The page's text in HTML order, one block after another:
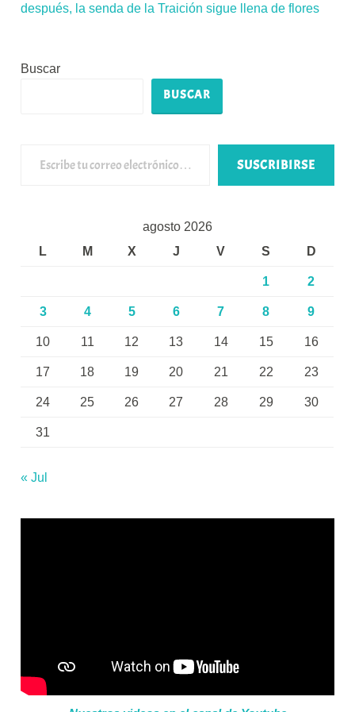
después, la senda de la Traición sigue llena de flores
Buscar
BUSCAR
SUSCRIBIRSE
agosto 2026
L
M X J V S D
1 2
3 4 5 6 7 8 9
10 11 12 13 14 15 16
17 18 19 20 21 22 23
24 25 26 27 28 29 30
31
« Jul